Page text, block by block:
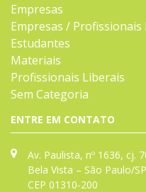
Empresas
Empresas / Profissionais
Estudantes
Materiais
Profissionais Liberais
Sem Categoria
ENTRE EM CONTATO
Av. Paulista, nº 1636, cj.
Bela Vista – São Paulo/SP
CEP 01310-200